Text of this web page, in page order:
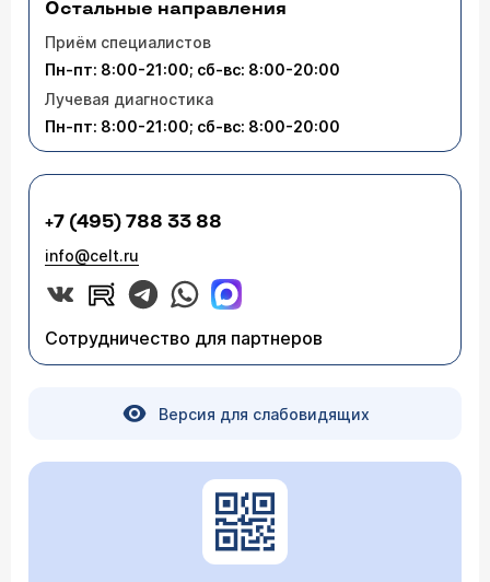
Остальные направления
Приём специалистов
Пн-пт: 8:00-21:00; сб-вс: 8:00-20:00
Лучевая диагностика
Пн-пт: 8:00-21:00; сб-вс: 8:00-20:00
+7 (495) 788 33 88
info@celt.ru
Сотрудничество для партнеров
Версия для слабовидящих